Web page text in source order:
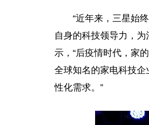
“近年来，三星始
自身的科技领导力，为
示，“后疫情时代，家
全球知名的家电科技
性化需求。”